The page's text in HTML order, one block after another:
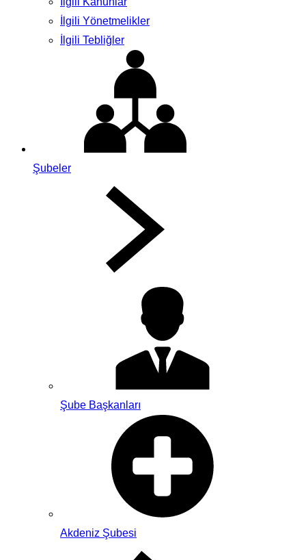
İlgili Yönetmelikler
İlgili Tebliğler
Şubeler
Şube Başkanları
Akdeniz Şubesi